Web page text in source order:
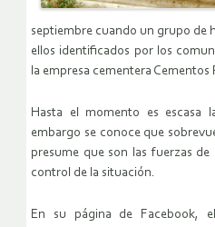
septiembre cuando un grupo de
ellos identificados por los
la empresa cementera Cementos
Hasta el momento es escasa
embargo se conoce que
presume que son las fuerzas
control de la situación.
En su página de Facebook,